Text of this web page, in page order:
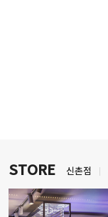
STORE 신촌점